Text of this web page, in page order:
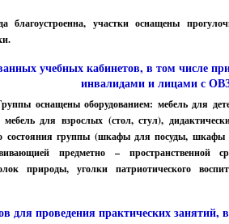
благоустроенна, участки оснащены
учебных кабинетов, в том числе
инвалидами и лицами с
оснащены оборудованием: мебель для
для взрослых (стол, стул),
состояния группы (шкафы для посуды, шкафы
предметно –
природы, уголки патриотического
для проведения практических занятий,